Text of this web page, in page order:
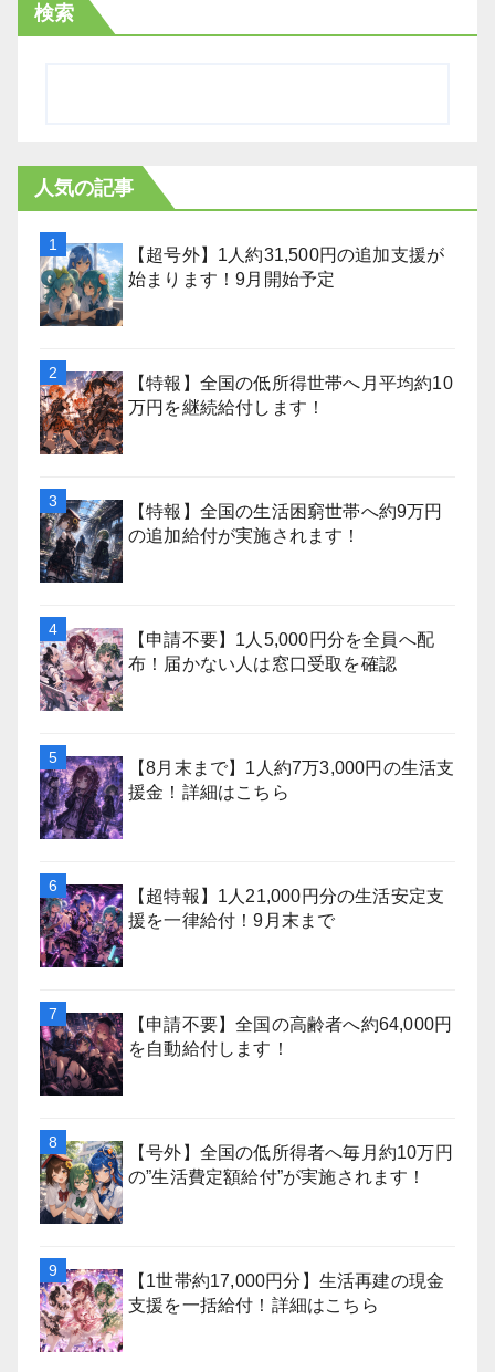
検索
人気の記事
【超号外】1人約31,500円の追加支援が
始まります！9月開始予定
【特報】全国の低所得世帯へ月平均約10
万円を継続給付します！
【特報】全国の生活困窮世帯へ約9万円
の追加給付が実施されます！
【申請不要】1人5,000円分を全員へ配
布！届かない人は窓口受取を確認
【8月末まで】1人約7万3,000円の生活支
援金！詳細はこちら
【超特報】1人21,000円分の生活安定支
援を一律給付！9月末まで
【申請不要】全国の高齢者へ約64,000円
を自動給付します！
【号外】全国の低所得者へ毎月約10万円
の”生活費定額給付”が実施されます！
【1世帯約17,000円分】生活再建の現金
支援を一括給付！詳細はこちら